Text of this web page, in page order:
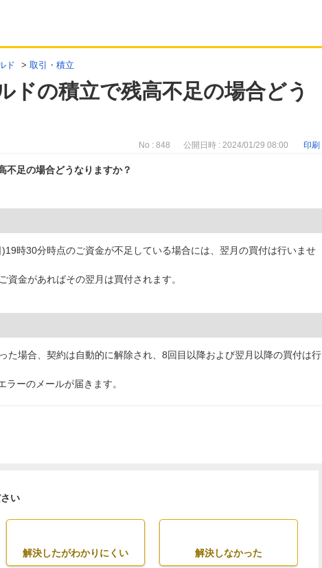
ド > 取引・積立
ドの積立で残高不足の場合どう
No : 848 公開日時 : 2024/01/29 08:00 印刷
不足の場合どうなりますか？
時30分時点のご資金が不足している場合には、翌月の買付は行いませ
金があればその翌月は買付されます。
た場合、契約は自動的に解除され、8回目以降および翌月以降の買付は行
ーのメールが届きます。
い
解決したがわかりにくい 解決しなかった